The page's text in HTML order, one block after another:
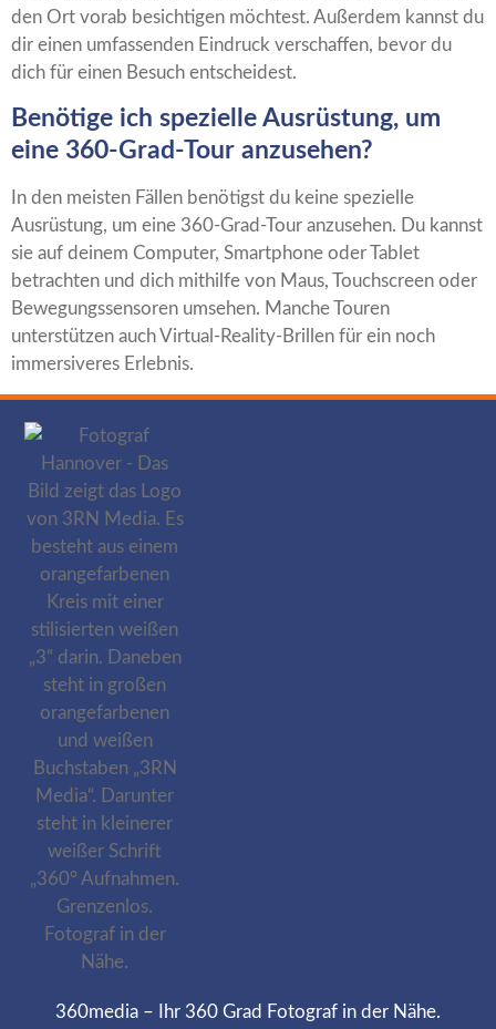
den Ort vorab besichtigen möchtest. Außerdem kannst du
dir einen umfassenden Eindruck verschaffen, bevor du
dich für einen Besuch entscheidest.
Benötige ich spezielle Ausrüstung, um
eine 360-Grad-Tour anzusehen?
In den meisten Fällen benötigst du keine spezielle
Ausrüstung, um eine 360-Grad-Tour anzusehen. Du kannst
sie auf deinem Computer, Smartphone oder Tablet
betrachten und dich mithilfe von Maus, Touchscreen oder
Bewegungssensoren umsehen. Manche Touren
unterstützen auch Virtual-Reality-Brillen für ein noch
immersiveres Erlebnis.
360media – Ihr 360 Grad Fotograf in der Nähe.